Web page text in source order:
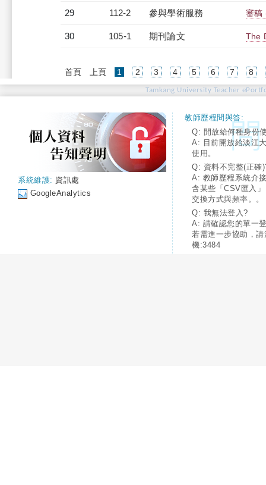
29 112-2 參與學術服務 審稿
30 105-1 期刊論文 The
首頁 上頁 1 (current)
2 3 4 5 6 7 8
Tamkang University Teacher
系統維護: 資訊處
GoogleAnalytics
教師歷程問與答:
Q: 開放給何種身份
A: 目前開放給淡江
使用。
Q: 資料不完整(正確
A: 教師歷程系統介
含某些「CSV匯入
交換方式與頻率。。
Q: 我無法登入?
A: 請確認您的單一
若需進一步協助，
機:3484